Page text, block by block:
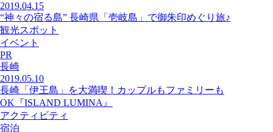
2019.04.15
“神々の宿る島” 長崎県「壱岐島」で御朱印めぐり旅♪
観光スポット
イベント
PR
長崎
2019.05.10
長崎「伊王島」を大満喫！カップルもファミリーも
OK『ISLAND LUMINA』
アクティビティ
宿泊